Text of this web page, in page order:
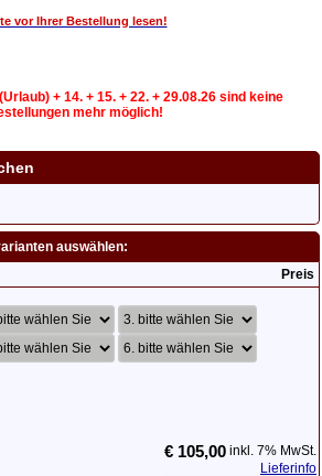
vor Ihrer Bestellung lesen!
+ 14. + 15. + 22. + 29.08.26 sind keine
mehr möglich!
auswählen:
Preis
€ 105,00 inkl. 7% MwSt.
Lieferinfo